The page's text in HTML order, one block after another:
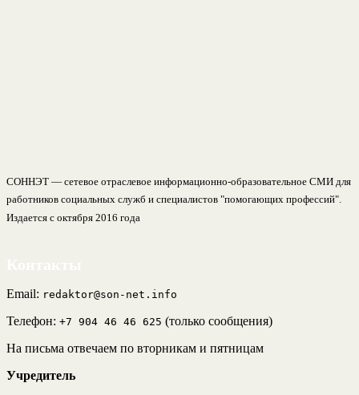
СОННЭТ — сетевое отраслевое информационно-образовательное СМИ для
работников социальных служб и специалистов "помогающих профессий".
Издается с октября 2016 года
Email: redaktor@son-net.info
Телефон: +7 904 46 46 625 (только сообщения)
На письма отвечаем по вторникам и пятницам
Учредитель